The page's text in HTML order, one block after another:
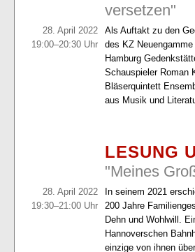
versetzen"
28. April 2022
19:00–20:30 Uhr
Als Auftakt zu den
des KZ
Hamburg
Schauspieler Roman
Bläserquintett
aus Musik und
LESUNG
"Meines
28. April 2022
19:30–21:00 Uhr
In seinem 2021
200 Jahre
Dehn und Wohlwill.
Hannoverschen
einzige von ihnen